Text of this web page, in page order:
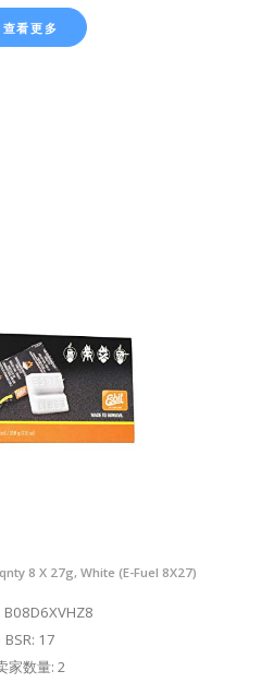
查看更多
8 X 27g, White (E-Fuel 8X27)
B08D6XVHZ8
BSR: 17
家数量: 2